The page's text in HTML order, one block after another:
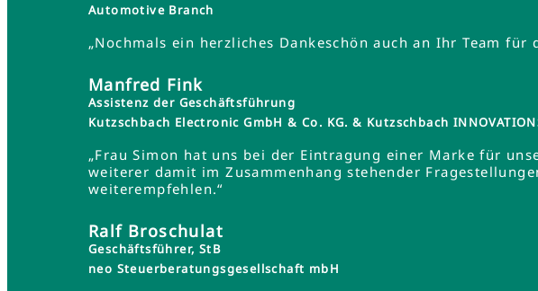
Automotive Branch
„Nochmals ein herzliches Dankeschön auch an Ihr Team
Manfred Fink
Assistenz der Geschäftsführung
Kutzschbach Electronic GmbH & Co. KG. & Kutzschbach
„Frau Simon hat uns bei der Eintragung einer Marke für
weiterer damit im Zusammenhang stehender
weiterempfehlen.“
Ralf Broschulat
Geschäftsführer, StB
neo Steuerberatungsgesellschaft mbH